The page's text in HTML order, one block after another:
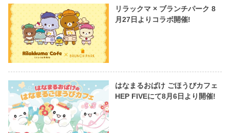
リラックマ × ブランチパーク 8
月27日よりコラボ開催!
はなまるおばけ ごほうびカフェ
HEP FIVEにて8月6日より開催!